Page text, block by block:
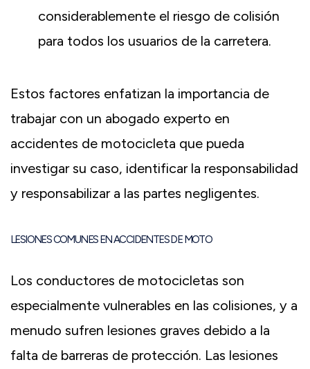
considerablemente el riesgo de colisión
para todos los usuarios de la carretera.
Estos factores enfatizan la importancia de
trabajar con un abogado experto en
accidentes de motocicleta que pueda
investigar su caso, identificar la responsabilidad
y responsabilizar a las partes negligentes.
LESIONES COMUNES EN ACCIDENTES DE MOTO
Los conductores de motocicletas son
especialmente vulnerables en las colisiones, y a
menudo sufren lesiones graves debido a la
falta de barreras de protección. Las lesiones